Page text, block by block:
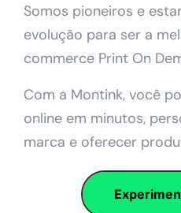
Somos pioneiros e
evolução para ser a
commerce Print On
Com a Montink, você
online em minutos,
marca e oferecer